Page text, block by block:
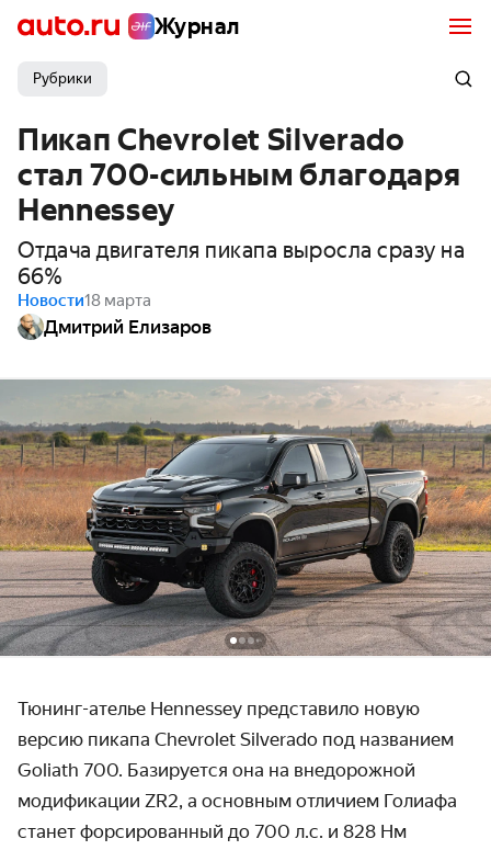
Журнал
Рубрики
Пикап Chevrolet Silverado
стал 700-сильным благодаря
Hennessey
Отдача двигателя пикапа выросла сразу на
66%
Новости18 марта
Дмитрий Елизаров
Тюнинг-ателье Hennessey представило новую
версию пикапа Chevrolet Silverado под названием
Goliath 700. Базируется она на внедорожной
модификации ZR2, а основным отличием Голиафа
станет форсированный до 700 л.с. и 828 Нм